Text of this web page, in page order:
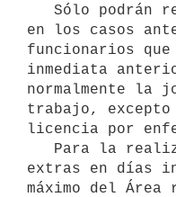
en los casos
funcionarios que
inmediata
normalmente la
trabajo, excepto
licencia por
extras en días
máximo del Área